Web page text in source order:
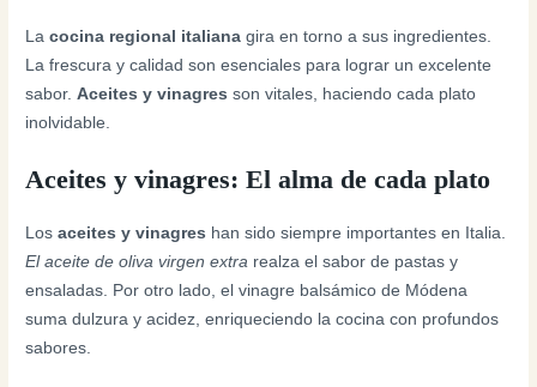
Lacocina regional italiana gira en torno a sus ingredientes.
La frescura y calidad son esenciales para lograr un excelente
sabor.Aceites y vinagres son vitales, haciendo cada plato
inolvidable.
Aceites y vinagres: El alma de cada plato
Losaceites y vinagres han sido siempre importantes en Italia.
El aceite de oliva virgen extra realza el sabor de pastas y
ensaladas. Por otro lado, el vinagre balsámico de Módena
suma dulzura y acidez, enriqueciendo la cocina con profundos
sabores.